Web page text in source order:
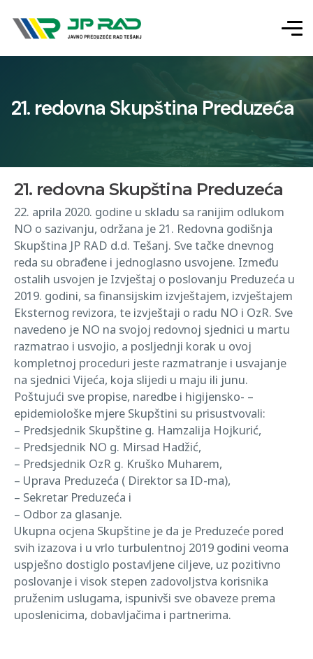
21. redovna Skupština Preduzeća
21. redovna Skupština Preduzeća
22. aprila 2020. godine u skladu sa ranijim odlukom
NO o sazivanju, održana je 21. Redovna godišnja
Skupština JP RAD d.d. Tešanj. Sve tačke dnevnog
reda su obrađene i jednoglasno usvojene. Između
ostalih usvojen je Izvještaj o poslovanju Preduzeća u
2019. godini, sa finansijskim izvještajem, izvještajem
Eksternog revizora, te izvještaji o radu NO i OzR. Sve
navedeno je NO na svojoj redovnoj sjednici u martu
razmatrao i usvojio, a posljednji korak u ovoj
kompletnoj proceduri jeste razmatranje i usvajanje
na sjednici Vijeća, koja slijedi u maju ili junu.
Poštujući sve propise, naredbe i higijensko- –
epidemiološke mjere Skupštini su prisustvovali:
– Predsjednik Skupštine g. Hamzalija Hojkurić,
– Predsjednik NO g. Mirsad Hadžić,
– Predsjednik OzR g. Kruško Muharem,
– Uprava Preduzeća ( Direktor sa ID-ma),
– Sekretar Preduzeća i
– Odbor za glasanje.
Ukupna ocjena Skupštine je da je Preduzeće pored
svih izazova i u vrlo turbulentnoj 2019 godini veoma
uspješno dostiglo postavljene ciljeve, uz pozitivno
poslovanje i visok stepen zadovoljstva korisnika
pruženim uslugama, ispunivši sve obaveze prema
uposlenicima, dobavljačima i partnerima.